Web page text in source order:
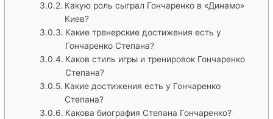
Какую роль сыграл Гончаренко в «Динамо»
Киев?
Какие тренерские достижения есть у
Гончаренко Степана?
Каков стиль игры и тренировок Гончаренко
Степана?
Какие достижения есть у Гончаренко
Степана?
Какова биография Степана Гончаренко?